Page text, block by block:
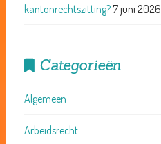
kantonrechtszitting?7 juni 2026
Categorieën
Algemeen
Arbeidsrecht